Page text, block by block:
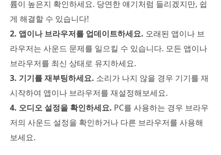
륨이 높은지 확인하세요. 당연한 얘기처럼 들리겠지만, 쉽
게 해결할 수 있습니다!
2. 앱이나 브라우저를 업데이트하세요. 오래된 앱이나 브
라우저는 사운드 문제를 일으킬 수 있습니다. 모든 앱이나
브라우저를 최신 상태로 유지하세요.
3. 기기를 재부팅하세요. 소리가 나지 않을 경우 기기를 재
시작하여 앱이나 브라우저를 재설정해보세요.
4. 오디오 설정을 확인하세요. PC를 사용하는 경우 브라우
저의 사운드 설정을 확인하거나 다른 브라우저를 사용해
보세요.